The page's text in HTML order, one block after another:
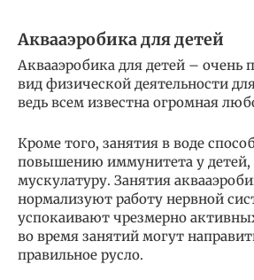
Аквааэробика для детей
Аквааэробика для детей – очень
вид физической деятельности
ведь всем известна огромная
Кроме того, занятия в воде
повышению иммунитета у детей,
мускулатуру. Занятия
нормализуют работу нервной
успокаивают чрезмерно
во время занятий могут
правильное русло.